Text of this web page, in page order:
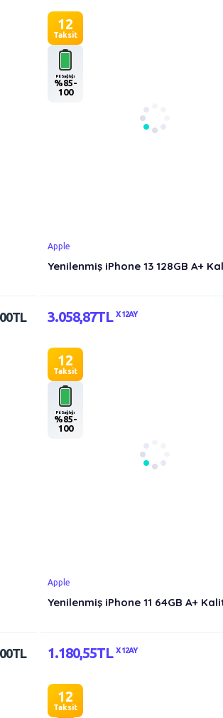
12
Taksit
Pil Sağlığı
%85-
100
Apple
Yenilenmiş iPhone 13 128GB A+
3.058,87TLX 12AY
12
Taksit
Pil Sağlığı
%85-
100
Apple
Yenilenmiş iPhone 11 64GB A+
1.180,55TLX 12AY
12
Taksit